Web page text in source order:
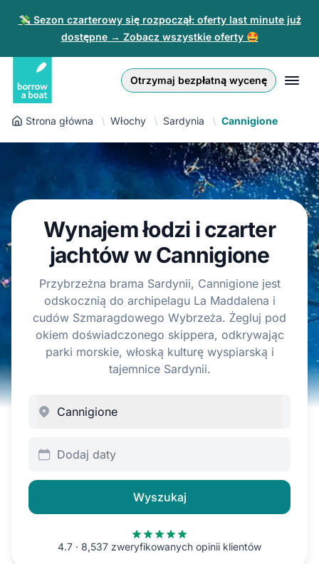
💸 Sezon czarterowy się rozpoczął: oferty last minute już
dostępne → Zobacz wszystkie oferty 🤩
Otrzymaj bezpłatną wycenę
Zaloguj się
Zarejestruj się
Dla partnerów
PLN
Euro
Złoty
English (UK)
Nederlands
Español
Polski
Strona główna Włochy Sardynia Cannigione
Wynajem łodzi i czarter
jachtów w Cannigione
Przybrzeżna brama Sardynii, Cannigione jest
odskocznią do archipelagu La Maddalena i
cudów Szmaragdowego Wybrzeża. Żegluj pod
okiem doświadczonego skippera, odkrywając
parki morskie, włoską kulturę wyspiarską i
tajemnice Sardynii.
Dodaj daty
Wyszukaj
4.7 · 8,537 zweryfikowanych opinii klientów